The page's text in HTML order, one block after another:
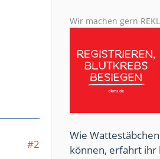
#2
Wir machen gern
Wie
können, erfahrt ihr